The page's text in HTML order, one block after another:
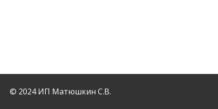
© 2024 ИП Матюшкин С.В.